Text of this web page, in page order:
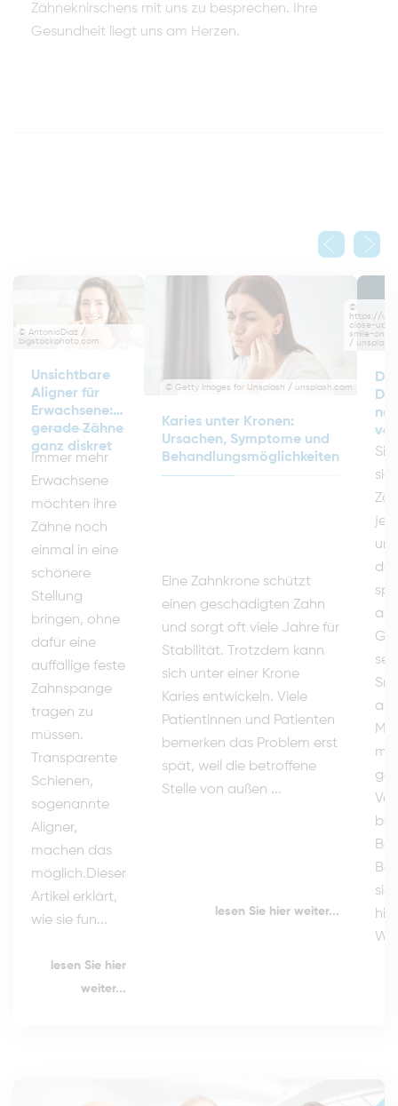
Zähneknirschens mit uns zu besprechen. Ihre
Gesundheit liegt uns am Herzen.
© AntonioDiaz /
bigstockphoto.com
Unsichtbare
Aligner für
Erwachsene:
gerade Zähne
ganz diskret
Immer mehr
Erwachsene
möchten ihre
Zähne noch
einmal in eine
schönere
Stellung
bringen, ohne
dafür eine
auffällige feste
Zahnspange
tragen zu
müssen.
Transparente
Schienen,
sogenannte
Aligner,
machen das
möglich.Dieser
Artikel erklärt,
wie sie fun...
lesen Sie hier
weiter...
© Getty Images for Unsplash / unsplash.com
Karies unter Kronen:
Ursachen, Symptome und
Behandlungsmöglichkeiten
Eine Zahnkrone schützt
einen geschädigten Zahn
und sorgt oft viele Jahre für
Stabilität. Trotzdem kann
sich unter einer Krone
Karies entwickeln. Viele
Patientinnen und Patienten
bemerken das Problem erst
spät, weil die betroffene
Stelle von außen ...
lesen Sie hier weiter...
©
https://
close-up-
smile-on-
/
an.